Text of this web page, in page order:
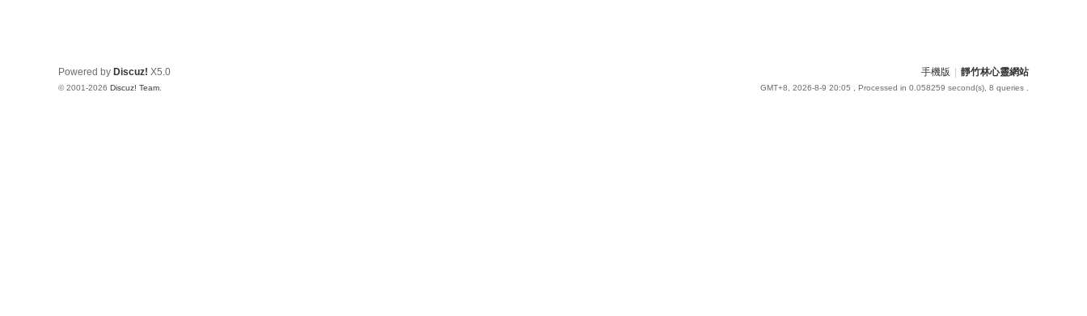
手機版 靜竹林心靈網站
GMT+8, 2026-8-9 20:05 , Processed in 0.058259 second(s), 8 queries .
Powered by Discuz! X5.0
© 2001-2026 Discuz! Team